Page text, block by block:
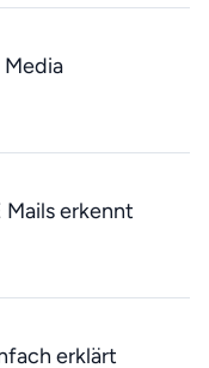
Mails erkennt
erklärt